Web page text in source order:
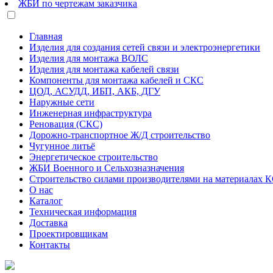
ЖБИ по чертежам заказчика
Главная
Изделия для создания сетей связи и электроэнергетики
Изделия для монтажа ВОЛС
Изделия для монтажа кабелей связи
Компоненты для монтажа кабелей и СКС
ЦОД, АСУДД, ИБП, АКБ, ДГУ
Наружные сети
Инженерная инфраструктура
Реновация (СКС)
Дорожно-транспортное Ж/Д строительство
Чугунное литьё
Энергетическое строительство
ЖБИ Военного и Сельхозназначения
Строительство силами производителями на материалах
О нас
Каталог
Техническая информация
Доставка
Проектировщикам
Контакты